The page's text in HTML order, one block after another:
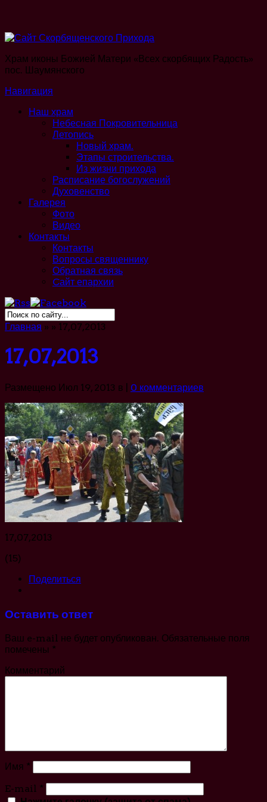
Храм иконы Божией Матери «Всех скорбящих Радость»
пос. Шаумянского
Навигация
Наш храм
Небесная Покровительница
Летопись
Новый храм.
Этапы строительства.
Из жизни прихода
Расписание богослужений
Духовенство
Галерея
Фото
Видео
Контакты
Контакты
Вопросы священнику
Обратная связь
Cайт епархии
Главная » » 17,07,2013
17,07,2013
Размещено Июл 19, 2013 в | 0 комментариев
17,07,2013
(15)
Поделиться
Оставить ответ
Ваш e-mail не будет опубликован. Обязательные поля
помечены *
Комментарий
Имя *
E-mail *